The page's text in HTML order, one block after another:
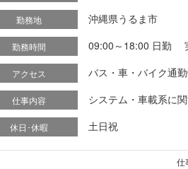
勤務地 沖縄県うるま市
勤務時間 09:00～18:00 日勤
アクセス バス・車・バイク通
仕事内容 システム・車載系に
休日･休暇 土日祝
仕